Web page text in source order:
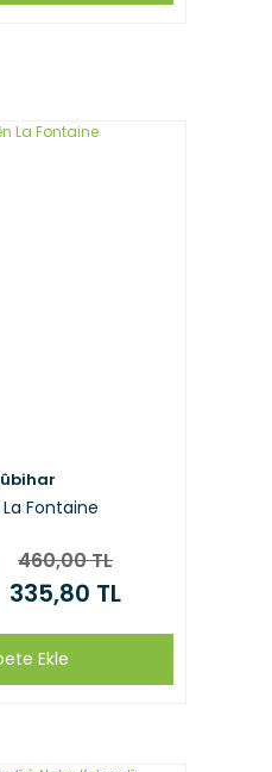
Fontaine
460,00 TL
335,80 TL
Ekle